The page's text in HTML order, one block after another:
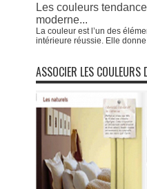
Les couleurs
moderne...
La couleur est l’un des
intérieure réussie. Elle
ASSOCIER LES